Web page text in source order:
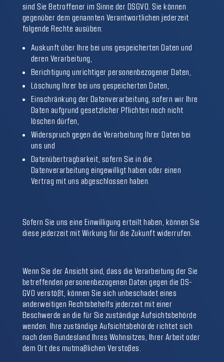
sind Sie Betroffener im Sinne der DSGVO. Sie können
gegenüber dem genannten Verantwortlichen jederzeit
folgende Rechte ausüben:
Auskunft über Ihre bei uns gespeicherten Daten und
deren Verarbeitung,
Berichtigung unrichtiger personenbezogener Daten,
Löschung Ihrer bei uns gespeicherten Daten,
Einschränkung der Datenverarbeitung, sofern wir Ihre
Daten aufgrund gesetzlicher Pflichten noch nicht
löschen dürfen,
Widerspruch gegen die Verarbeitung Ihrer Daten bei
uns und
Datenübertragbarkeit, sofern Sie in die
Datenverarbeitung eingewilligt haben oder einen
Vertrag mit uns abgeschlossen haben.
Sofern Sie uns eine Einwilligung erteilt haben, können Sie
diese jederzeit mit Wirkung für die Zukunft widerrufen.
Wenn Sie der Ansicht sind, dass die Verarbeitung der Sie
betreffenden personenbezogenen Daten gegen die DS-
GVO verstößt, können Sie sich unbeschadet eines
anderweitigen Rechtsbehelfs jederzeit mit einer
Beschwerde an die für Sie zuständige Aufsichtsbehörde
wenden. Ihre zuständige Aufsichtsbehörde richtet sich
nach dem Bundesland Ihres Wohnsitzes, Ihrer Arbeit oder
dem Ort des mutmaßlichen Verstoßes.